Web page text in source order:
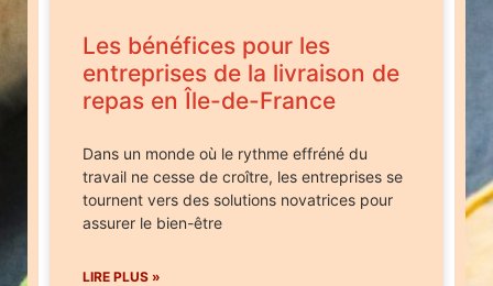
Les bénéfices pour les
entreprises de la livraison de
repas en Île-de-France
Dans un monde où le rythme effréné du
travail ne cesse de croître, les entreprises se
tournent vers des solutions novatrices pour
assurer le bien-être
LIRE PLUS »